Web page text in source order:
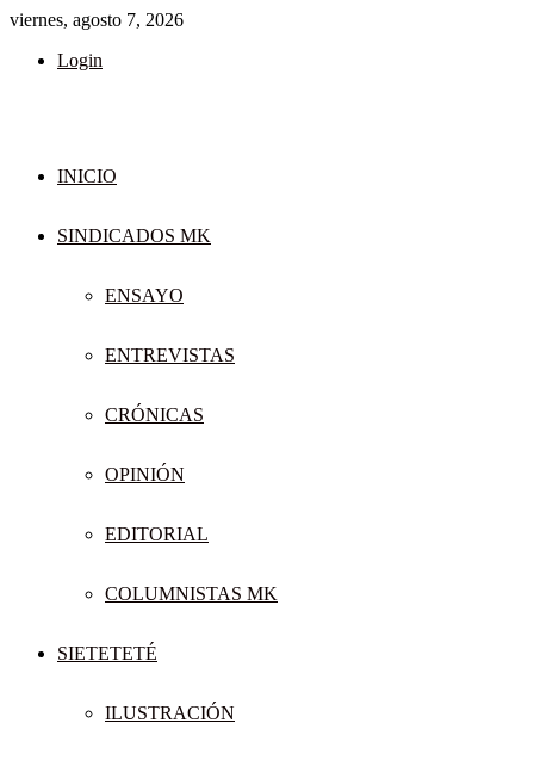
viernes, agosto 7, 2026
Login
INICIO
SINDICADOS MK
ENSAYO
ENTREVISTAS
CRÓNICAS
OPINIÓN
EDITORIAL
COLUMNISTAS MK
SIETETETÉ
ILUSTRACIÓN